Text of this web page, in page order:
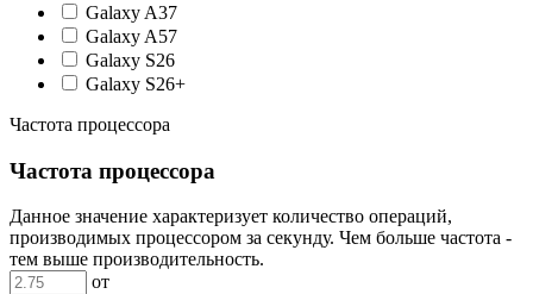
Galaxy A37
Galaxy A57
Galaxy S26
Galaxy S26+
Частота процессора
Частота процессора
Данное значение характеризует количество операций,
производимых процессором за секунду. Чем больше частота -
тем выше производительность.
от